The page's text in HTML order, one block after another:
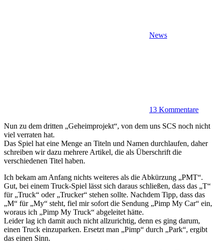
News
13 Kommentare
Nun zu dem dritten „Geheimprojekt“, von dem uns SCS noch nicht
viel verraten hat.
Das Spiel hat eine Menge an Titeln und Namen durchlaufen, daher
schreiben wir dazu mehrere Artikel, die als Überschrift die
verschiedenen Titel haben.
Ich bekam am Anfang nichts weiteres als die Abkürzung „PMT“.
Gut, bei einem Truck-Spiel lässt sich daraus schließen, dass das „T“
für „Truck“ oder „Trucker“ stehen sollte. Nachdem Tipp, dass das
„M“ für „My“ steht, fiel mir sofort die Sendung „Pimp My Car“ ein,
woraus ich „Pimp My Truck“ abgeleitet hätte.
Leider lag ich damit auch nicht allzurichtig, denn es ging darum,
einen Truck einzuparken. Ersetzt man „Pimp“ durch „Park“, ergibt
das einen Sinn.